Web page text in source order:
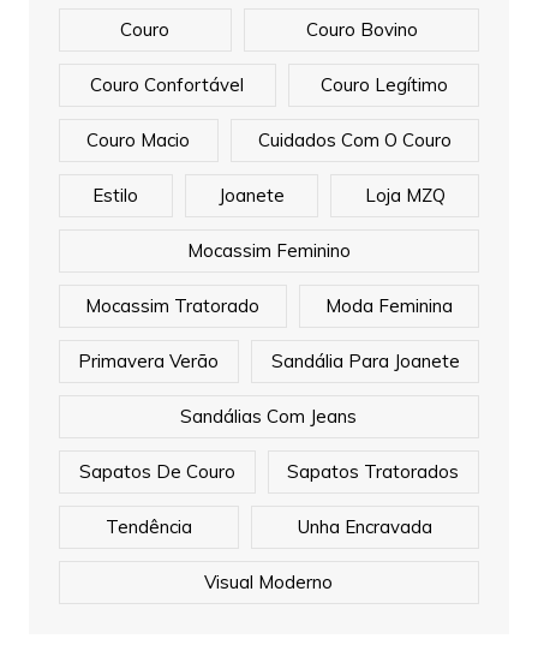
Couro Couro Bovino
Couro Confortável Couro Legítimo
Couro Macio Cuidados Com O Couro
Estilo Joanete Loja MZQ
Mocassim Feminino
Mocassim Tratorado Moda Feminina
Primavera Verão Sandália Para Joanete
Sandálias Com Jeans
Sapatos De Couro Sapatos Tratorados
Tendência Unha Encravada
Visual Moderno